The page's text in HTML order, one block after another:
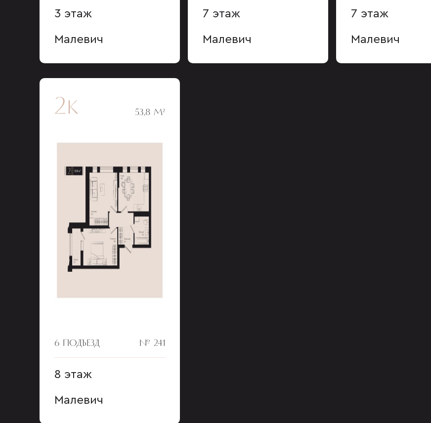
3 этаж
Малевич
7 этаж
Малевич
7 этаж
Малевич
2к 53,8 М²
6 ПОДЪЕЗД № 241
8 этаж
Малевич